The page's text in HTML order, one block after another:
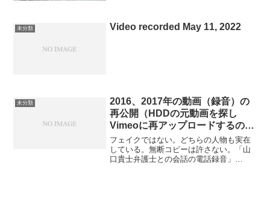
未分類 Video recorded May 11, 2022
未分類
2016、2017年の動画（録音）の
再公開（HDDの元動画を探し
Vimeoに再アップロードするのが
面倒なので以前YouTubeにアッ
プしたのを公開する）
フェイクではない。どちらの人物も実在
している。無断コピーは許さない。「山
口貴士弁護士との会話の電話録音」